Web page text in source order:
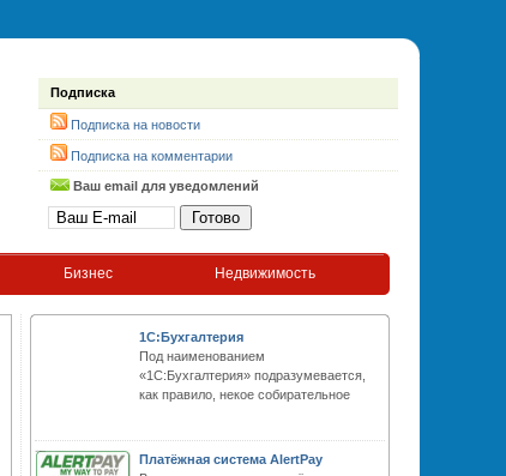
Подписка
Подписка на новости
Подписка на комментарии
Ваш email для уведомлений
Бизнес Недвижимость
1С:Бухгалтерия
Под наименованием
«1С:Бухгалтерия» подразумевается,
как правило, некое собирательное
Платёжная система AlertPay